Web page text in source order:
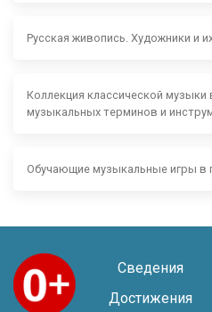
Русская живопись. Художники и
Коллекция классической
музыкальных терминов и
Обучающие музыкальные игры в
Сведения
Достижения